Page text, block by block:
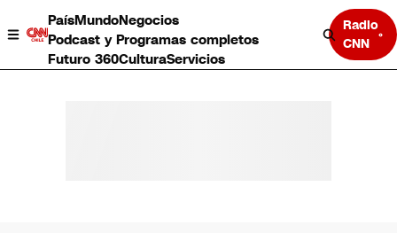
PaísMundoNegocios
Podcast y Programas completos
Futuro 360CulturaServicios
Radio
CNN